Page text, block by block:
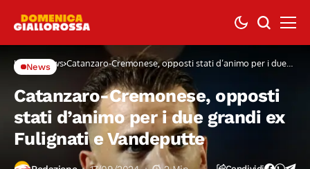
Home News Catanzaro-Cremonese, opposti stati d’animo per i due
grandi ex Fulignati e Vandeputte
News
Catanzaro-Cremonese, opposti
stati d’animo per i due grandi ex
Fulignati e Vandeputte